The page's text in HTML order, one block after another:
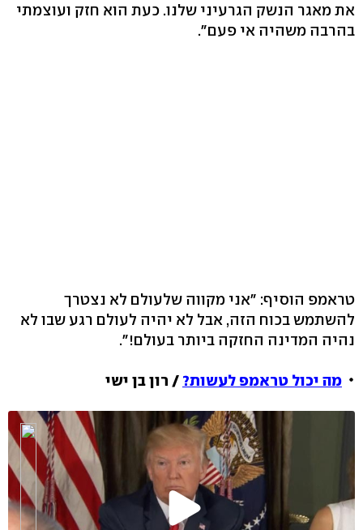
את מאגר הנשק הגרעיני שלנו. כעת הוא חזק ועוצמתי
בהרבה משהיה אי פעם".
טראמפ הוסיף: "אני מקווה שלעולם לא נצטרך
להשתמש בכוח הזה, אבל לא יהיה לעולם רגע שבו לא
נהיה המדינה החזקה ביותר בעולם!".
מה יכול טראמפ לעשות? / רון בן ישי